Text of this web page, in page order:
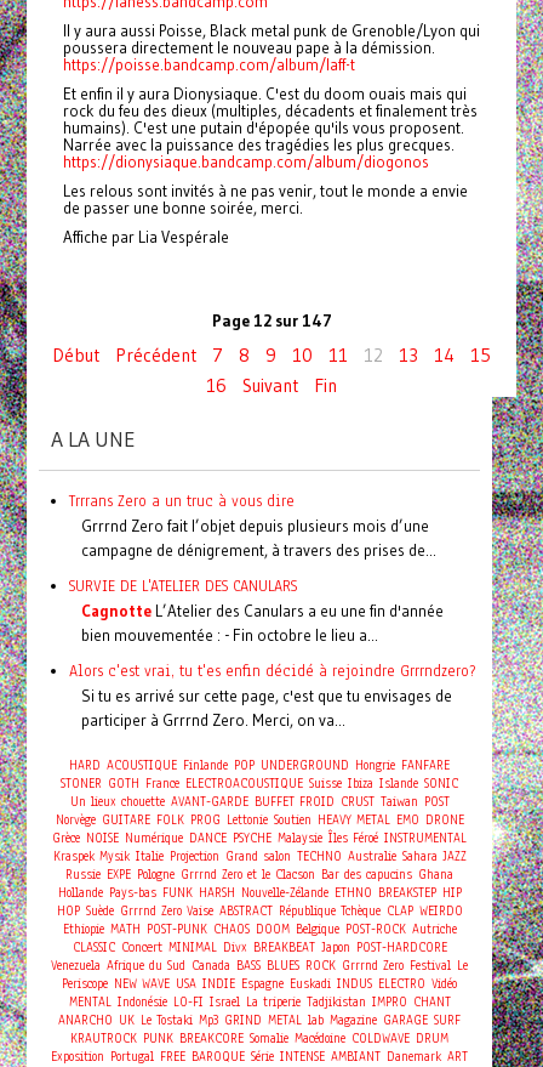
Il y aura aussi Poisse, Black metal punk de Grenoble/Lyon qui
poussera directement le nouveau pape à la démission.
https://poisse.bandcamp.com/album/laff-t
Et enfin il y aura Dionysiaque. C'est du doom ouais mais qui
rock du feu des dieux (multiples, décadents et finalement très
humains). C'est une putain d'épopée qu'ils vous proposent.
Narrée avec la puissance des tragédies les plus grecques.
https://dionysiaque.bandcamp.com/album/diogonos
Les relous sont invités à ne pas venir, tout le monde a envie
de passer une bonne soirée, merci.
Affiche par Lia Vespérale
Page 12 sur 147
Début Précédent 7 8 9 10 11 12 13 14
15
16
Suivant Fin
A LA UNE
Trrrans Zero a un truc à vous dire
Grrrnd Zero fait l’objet depuis plusieurs mois d’une
campagne de dénigrement, à travers des prises de...
SURVIE DE L'ATELIER DES CANULARS
CagnotteL’Atelier des Canulars a eu une fin d'année
bien mouvementée : - Fin octobre le lieu a...
Alors c'est vrai, tu t'es enfin décidé à rejoindre Grrrndzero?
Si tu es arrivé sur cette page, c'est que tu envisages de
participer à Grrrnd Zero. Merci, on va...
HARD ACOUSTIQUE Finlande POP UNDERGROUND Hongrie FANFARE
STONER GOTH France ELECTROACOUSTIQUE Suisse Ibiza Islande SONIC
Un lieux chouette AVANT-GARDE BUFFET FROID CRUST Taiwan POST
Norvège GUITARE FOLK PROG Lettonie Soutien HEAVY METAL EMO DRONE
Grèce NOISE Numérique DANCE PSYCHE Malaysie Îles Féroé INSTRUMENTAL
Kraspek Mysik Italie Projection Grand salon TECHNO Australie Sahara JAZZ
Russie EXPE Pologne Grrrnd Zero et le Clacson Bar des capucins Ghana
Hollande Pays-bas FUNK HARSH Nouvelle-Zélande ETHNO BREAKSTEP HIP
HOP Suède Grrrnd Zero Vaise ABSTRACT République Tchèque CLAP WEIRDO
Ethiopie MATH POST-PUNK CHAOS DOOM Belgique POST-ROCK Autriche
CLASSIC Concert MINIMAL Divx BREAKBEAT Japon POST-HARDCORE
Venezuela Afrique du Sud Canada BASS BLUES ROCK Grrrnd Zero Festival Le
Periscope NEW WAVE USA INDIE Espagne Euskadi INDUS ELECTRO Vidéo
MENTAL Indonésie LO-FI Israel La triperie Tadjikistan IMPRO CHANT
ANARCHO UK Le Tostaki Mp3 GRIND METAL lab Magazine GARAGE SURF
KRAUTROCK PUNK BREAKCORE Somalie Macédoine COLDWAVE DRUM
Exposition Portugal FREE BAROQUE Série INTENSE AMBIANT Danemark ART